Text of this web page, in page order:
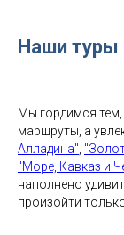
Наши туры
Мы гордимся тем,
маршруты, а
Алладина",
"Море, Кавказ и
наполнено
произойти